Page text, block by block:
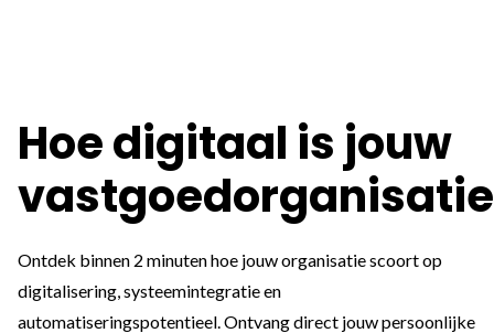
Hoe digitaal is jouw
Ontdek binnen 2 minuten hoe jouw organisatie scoort op
digitalisering, systeemintegratie en
automatiseringspotentieel. Ontvang direct jouw persoonlijke